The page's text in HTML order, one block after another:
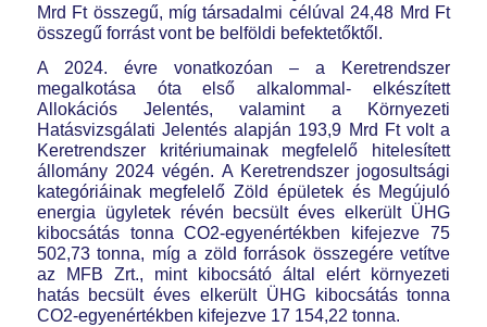
Mrd Ft összegű, míg társadalmi célúval 24,48 Mrd Ft
összegű forrást vont be belföldi befektetőktől.
A 2024. évre vonatkozóan – a Keretrendszer
megalkotása óta első alkalommal- elkészített
Allokációs Jelentés, valamint a Környezeti
Hatásvizsgálati Jelentés alapján 193,9 Mrd Ft volt a
Keretrendszer kritériumainak megfelelő hitelesített
állomány 2024 végén. A Keretrendszer jogosultsági
kategóriáinak megfelelő Zöld épületek és Megújuló
energia ügyletek révén becsült éves elkerült ÜHG
kibocsátás tonna CO2-egyenértékben kifejezve 75
502,73 tonna, míg a zöld források összegére vetítve
az MFB Zrt., mint kibocsátó által elért környezeti
hatás becsült éves elkerült ÜHG kibocsátás tonna
CO2-egyenértékben kifejezve 17 154,22 tonna.